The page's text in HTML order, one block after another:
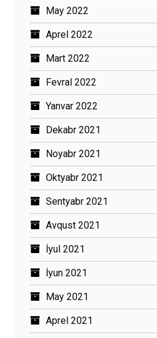
May 2022
Aprel 2022
Mart 2022
Fevral 2022
Yanvar 2022
Dekabr 2021
Noyabr 2021
Oktyabr 2021
Sentyabr 2021
Avqust 2021
İyul 2021
İyun 2021
May 2021
Aprel 2021